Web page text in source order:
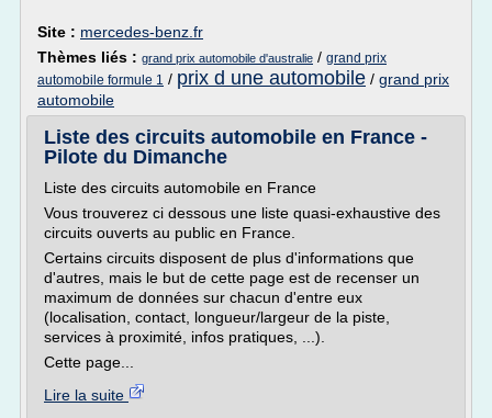
Site : mercedes-benz.fr
Thèmes liés : grand prix automobile d'australie / grand prix
automobile formule 1 / prix d une automobile / grand prix
automobile
Liste des circuits automobile en France -
Pilote du Dimanche
Liste des circuits automobile en France
Vous trouverez ci dessous une liste quasi-exhaustive des
circuits ouverts au public en France.
Certains circuits disposent de plus d'informations que
d'autres, mais le but de cette page est de recenser un
maximum de données sur chacun d'entre eux
(localisation, contact, longueur/largeur de la piste,
services à proximité, infos pratiques, ...).
Cette page...
Lire la suite